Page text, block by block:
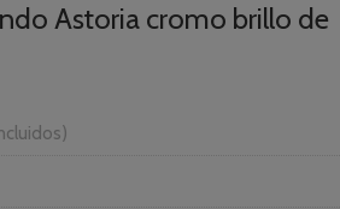
Astoria cromo brillo de